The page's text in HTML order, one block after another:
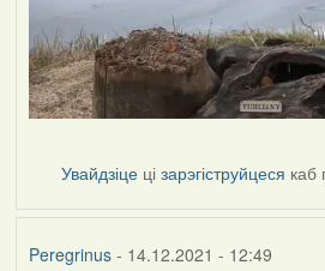
Увайдзіце цізарэгіструйцеся каб
Peregrinus- 14.12.2021 - 12:49